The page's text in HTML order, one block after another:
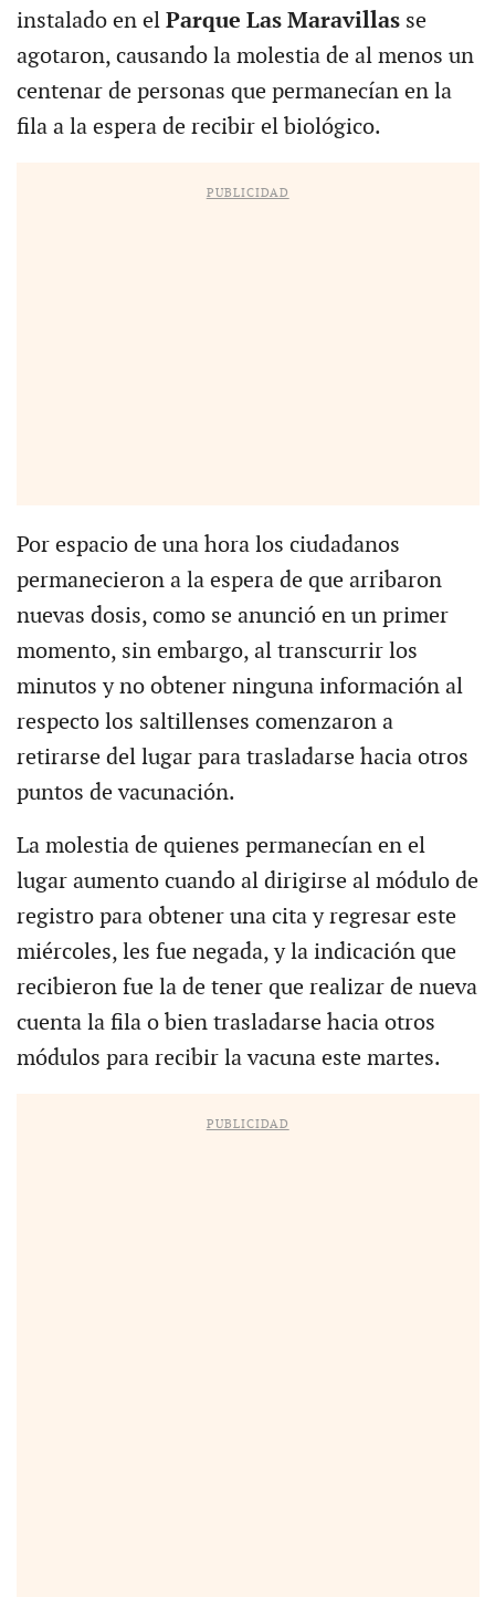
instalado en el Parque Las Maravillasse
agotaron, causando la molestia de al menos un
centenar de personas que permanecían en la
fila a la espera de recibir el biológico.
PUBLICIDAD
Por espacio de una hora los ciudadanos
permanecieron a la espera de que arribaron
nuevas dosis, como se anunció en un primer
momento, sin embargo, al transcurrir los
minutos y no obtener ninguna información al
respecto los saltillenses comenzaron a
retirarse del lugar para trasladarse hacia otros
puntos de vacunación.
La molestia de quienes permanecían en el
lugar aumento cuando al dirigirse al módulo de
registro para obtener una cita y regresar este
miércoles, les fue negada, y la indicación que
recibieron fue la de tener que realizar de nueva
cuenta la fila o bien trasladarse hacia otros
módulos para recibir la vacuna este martes.
PUBLICIDAD